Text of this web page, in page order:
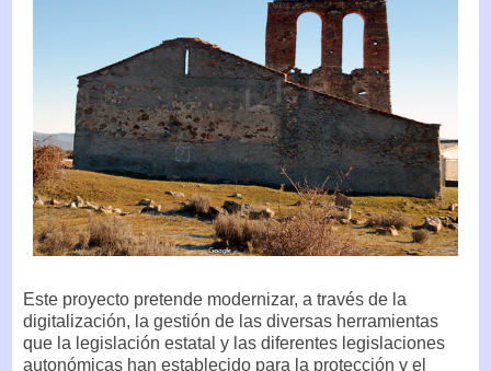
Este proyecto pretende modernizar, a través de la
digitalización, la gestión de las diversas herramientas
que la legislación estatal y las diferentes legislaciones
autonómicas han establecido para la protección y el